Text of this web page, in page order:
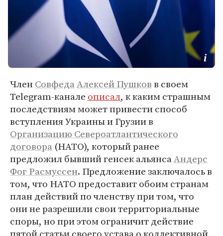
ЧленСовфедаАлексей Пушковв своем
Telegram-канале описал, к каким страшным
последствиям может привести способ
вступления Украины и Грузии в
Организацию Североатлантического
договора (НАТО), который ранее
предложил бывший генсек альянсаАндерс
Фог Расмуссен. Предложение заключалось в
том, что НАТО предоставит обоим странам
план действий по членству при том, что
они не разрешили свои территориальные
споры, но при этом ограничит действие